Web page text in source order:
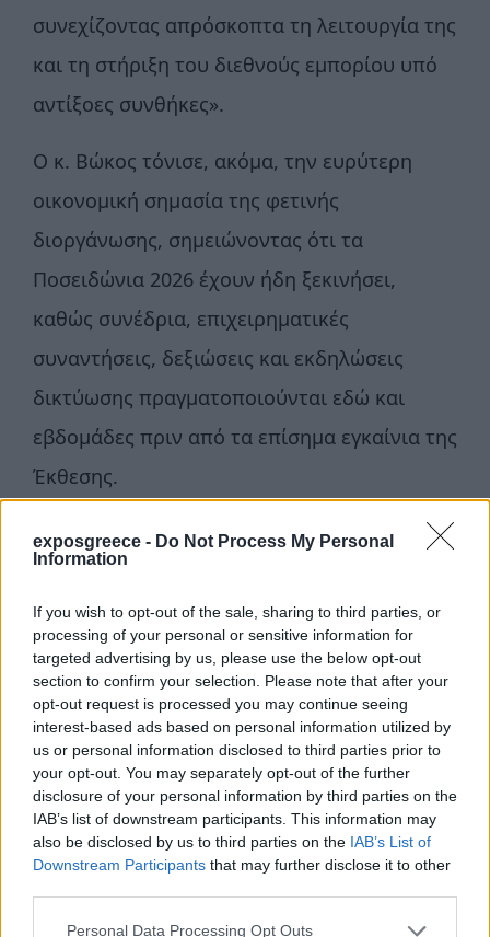
exposgreece - Do Not Process My Personal
Information
If you wish to opt-out of the sale, sharing to third parties, or
processing of your personal or sensitive information for
targeted advertising by us, please use the below opt-out
section to confirm your selection. Please note that after your
opt-out request is processed you may continue seeing
interest-based ads based on personal information utilized by
us or personal information disclosed to third parties prior to
your opt-out. You may separately opt-out of the further
disclosure of your personal information by third parties on the
IAB’s list of downstream participants. This information may
also be disclosed by us to third parties on the IAB’s List of
Downstream Participants that may further disclose it to other
Personal Data Processing Opt Outs
συνεχίζοντας απρόσκοπτα τη λειτουργία της
και τη στήριξη του διεθνούς εμπορίου υπό
αντίξοες συνθήκες».
Ο κ. Βώκος τόνισε, ακόμα, την ευρύτερη
οικονομική σημασία της φετινής
διοργάνωσης, σημειώνοντας ότι τα
Ποσειδώνια 2026 έχουν ήδη ξεκινήσει,
καθώς συνέδρια, επιχειρηματικές
συναντήσεις, δεξιώσεις και εκδηλώσεις
δικτύωσης πραγματοποιούνται εδώ και
εβδομάδες πριν από τα επίσημα εγκαίνια της
Έκθεσης.
«Ο οικονομικός αντίκτυπος των φετινών
Ποσειδωνίων στην ελληνική οικονομία θα
είναι μεγαλύτερος από κάθε άλλη χρονιά»,
πρόσθεσε ο ίδιος. «Όχι μόνο αναμένουμε
περίπου 40.000 συμμετέχοντες συνολικά,
αλλά και σημαντική επιμήκυνση της
παραμονής διεθνών επισκεπτών στην
Ελλάδα λόγω του διευρυμένου συνεδριακού
προγράμματος και των αθλητικών
Εκτιμούμε ότι ο συνολικός οικονομικός